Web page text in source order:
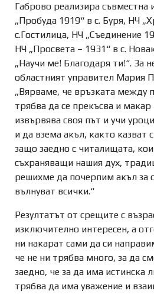
Габрово реализира съвместна
„Пробуда 1919“ в с. Буря, НЧ
с.Гостилица, НЧ „Съединение
НЧ „Просвета – 1931“ в с.
„Научи ме! Благодаря ти!“. За
областният управител Мария
„Вярваме, че връзката между
трябва да се прекъсва и макар
извървява своя път и учи
и да взема акъл, както казват
защо заедно с читалищата,
съхраняващи нашия дух,
решихме да почерпим акъл за
вълнуват всички.“
Резултатът от срещите с
изключително интересен, а
ни накарат сами да си
че не ни трябва много, за да
заедно, че за да има истинска
трябва да има уважение и